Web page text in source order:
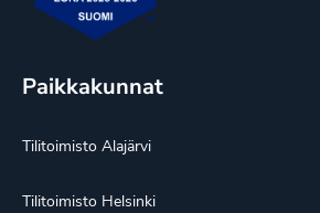
Paikkakunnat
Tilitoimisto Alajärvi
Tilitoimisto Helsinki